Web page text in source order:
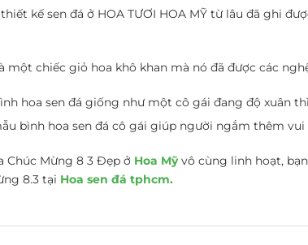
kế sen đá ở HOA TƯƠI HOA MỸ từ lâu đã ghi
một chiếc giỏ hoa khô khan mà nó đã được các
hoa sen đá giống như một cô gái đang độ xuân
bình hoa sen đá cô gái giúp người ngắm thêm vui
Chúc Mừng 8 3 Đẹp ở Hoa Mỹ vô cùng linh hoạt,
8.3 tại Hoa sen đá tphcm.